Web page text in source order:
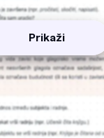
Prikaži